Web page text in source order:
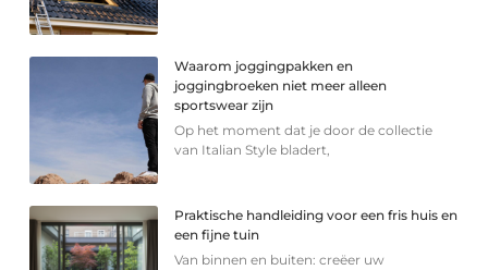
Waarom joggingpakken en
joggingbroeken niet meer alleen
sportswear zijn
Op het moment dat je door de collectie
van Italian Style bladert,
Praktische handleiding voor een fris huis en
een fijne tuin
Van binnen en buiten: creëer uw